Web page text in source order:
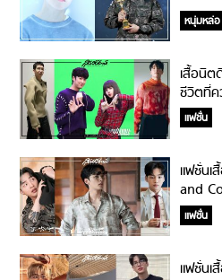
ตัดสินใ
หนุ่มหล่อ
เสื้อนิต
ชีวิตที่ค
แฟชั่น
แฟชั่นเ
and
แฟชั่น
แฟชั่น